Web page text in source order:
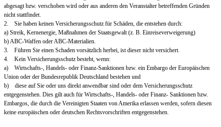
abgesagt bzw. verschoben wird oder aus anderen den Veranstalter betreffenden Gründen
nicht stattfindet.
2. Sie haben keinen Versicherungsschutz für Schäden, die entstehen durch:
a) Streik, Kernenergie, Maßnahmen der Staatsgewalt (z. B. Einreiseverweigerung)
b) ABC-Waffen oder ABC-Materialien.
3. Führen Sie einen Schaden vorsätzlich herbei, ist dieser nicht versichert.
4. Kein Versicherungsschutz besteht, wenn:
a) Wirtschafts-, Handels- oder Finanz-Sanktionen bzw. ein Embargo der Europäischen
Union oder der Bundesrepublik Deutschland bestehen und
b) diese auf Sie oder uns direkt anwendbar sind oder dem Versicherungsschutz
entgegenstehen. Dies gilt auch für Wirtschafts-, Handels- oder Finanz- Sanktionen bzw.
Embargos, die durch die Vereinigten Staaten von Amerika erlassen werden, sofern diesen
keine europäischen oder deutschen Rechtsvorschriften entgegenstehen.